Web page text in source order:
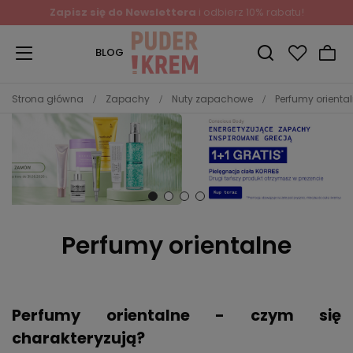
Zapisz się do Newslettera i odbierz 10% rabatu!
BLOG
Strona główna Zapachy Nuty zapachowe Perfumy
Perfumy orientalne
Perfumy orientalne - czym się
charakteryzują?